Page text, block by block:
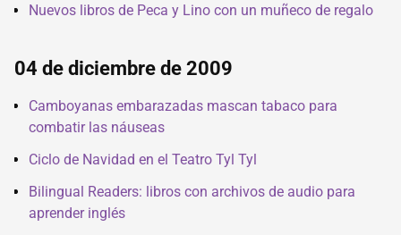
Nuevos libros de Peca y Lino con un muñeco de regalo
04 de diciembre de 2009
Camboyanas embarazadas mascan tabaco para
combatir las náuseas
Ciclo de Navidad en el Teatro Tyl Tyl
Bilingual Readers: libros con archivos de audio para
aprender inglés